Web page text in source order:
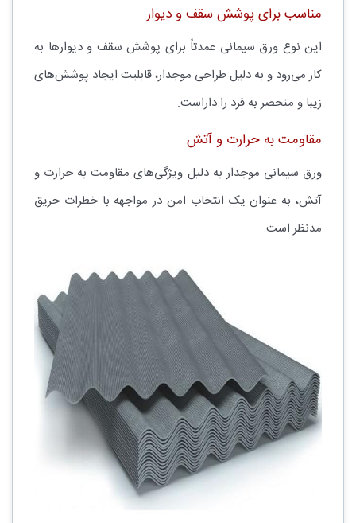
مناسب برای پوشش سقف و دیوار
این نوع ورق سیمانی عمدتاً برای پوشش سقف و دیوارها به
کار می‌رود و به دلیل طراحی موجدار، قابلیت ایجاد پوشش‌های
زیبا و منحصر به فرد را داراست.
مقاومت به حرارت و آتش
ورق سیمانی موجدار به دلیل ویژگی‌های مقاومت به حرارت و
آتش، به عنوان یک انتخاب امن در مواجهه با خطرات حریق
مدنظر است.